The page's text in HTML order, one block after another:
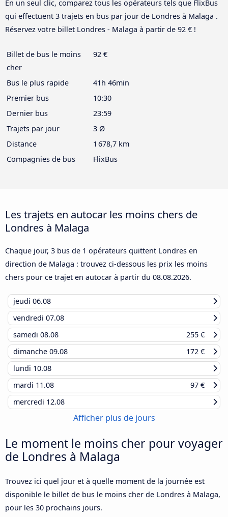
En un seul clic, comparez tous les opérateurs tels que FlixBus
qui effectuent 3 trajets en bus par jour de Londres à Malaga .
Réservez votre billet Londres - Malaga à partir de 92 € !
Billet de bus le moins
cher
92 €
Bus le plus rapide
41h 46min
Premier bus
10:30
Dernier bus
23:59
Trajets par jour
3 Ø
Distance
1 678,7 km
Compagnies de bus
FlixBus
Les trajets en autocar les moins chers de
Londres à Malaga
Chaque jour, 3 bus de 1 opérateurs quittent Londres en
direction de Malaga : trouvez ci-dessous les prix les moins
chers pour ce trajet en autocar à partir du 08.08.2026.
jeudi 06.08
vendredi 07.08
samedi 08.08
255 €
dimanche 09.08
172 €
lundi 10.08
mardi 11.08
97 €
mercredi 12.08
Afficher plus de jours
Le moment le moins cher pour voyager
de Londres à Malaga
Trouvez ici quel jour et à quelle moment de la journée est
disponible le billet de bus le moins cher de Londres à Malaga,
pour les 30 prochains jours.